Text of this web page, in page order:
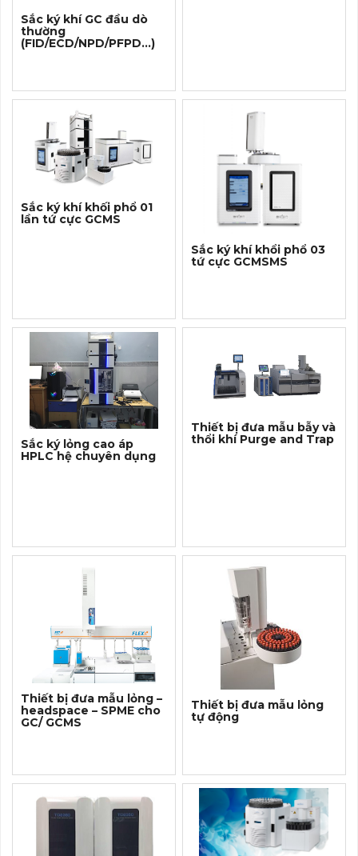
Sắc ký khí GC đầu dò
thường
(FID/ECD/NPD/PFPD...)
Sắc ký khí khối phổ 01
lần tứ cực GCMS
Sắc ký khí khổi phổ 03
tứ cực GCMSMS
Sắc ký lỏng cao áp
HPLC hệ chuyên dụng
Thiết bị đưa mẫu bẫy và
thổi khí Purge and Trap
Thiết bị đưa mẫu lỏng –
headspace – SPME cho
GC/ GCMS
Thiết bị đưa mẫu lỏng
tự động